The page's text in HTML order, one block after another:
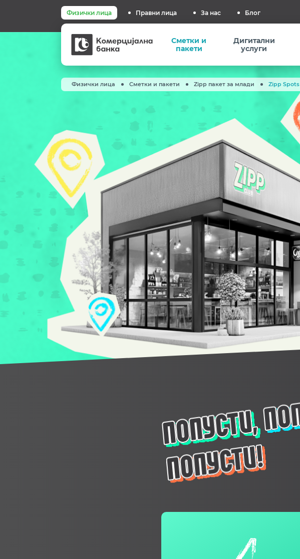
Физички лица Правни лица За нас Блог
Комерцијална
банка
Сметки и
пакети
Дигитални
услуги
Физички лица Сметки и пакети Zipp пакет за млади Zipp Spots